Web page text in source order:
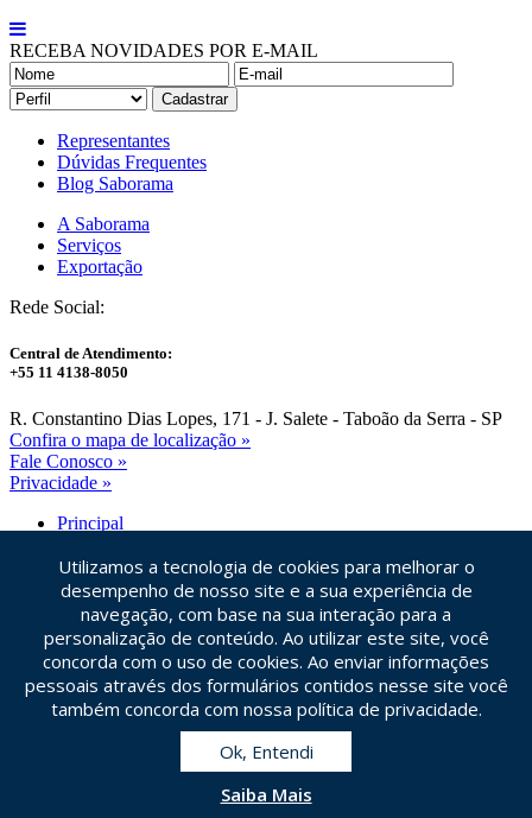
Utilizamos a tecnologia de cookies para melhorar o
desempenho de nosso site e a sua experiência de
navegação, com base na sua interação para a
personalização de conteúdo. Ao utilizar este site, você
concorda com o uso de cookies. Ao enviar informações
pessoais através dos formulários contidos nesse site você
também concorda com nossa política de privacidade.
Ok, Entendi
Saiba Mais
RECEBA NOVIDADES POR E-MAIL
Representantes
Dúvidas Frequentes
Blog Saborama
A Saborama
Serviços
Exportação
Rede Social:
Central de Atendimento:
+55 11 4138-8050
R. Constantino Dias Lopes, 171 - J. Salete - Taboão da Serra - SP
Confira o mapa de localização »
Fale Conosco »
Privacidade »
Principal
Blog Saborama
Facebook
Central de Atendimento
+55 11 4138-8050